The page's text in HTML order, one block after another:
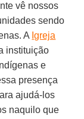
vê nossos
sendo
A Igreja
instituição
e
presença
ajudá-los
naquilo que